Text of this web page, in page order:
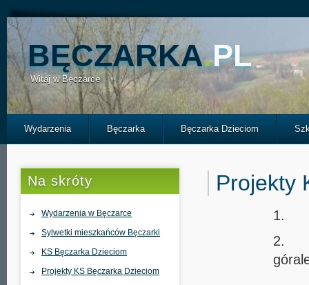
BĘCZARKA.PL
Witaj w Bęczarce
Wydarzenia Bęczarka Bęczarka Dzieciom
Na skróty
Wydarzenia w Bęczarce
Sylwetki mieszkańców Bęczarki
KS Bęczarka Dzieciom
Projekty KS Bęczarka Dzieciom
Projekty
1.
2.